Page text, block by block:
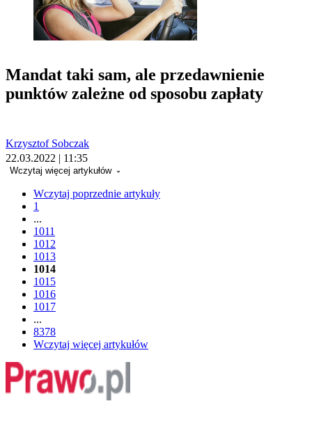
Mandat taki sam, ale przedawnienie
punktów zależne od sposobu zapłaty
Krzysztof Sobczak
22.03.2022 | 11:35
Wczytaj więcej artykułów
Wczytaj poprzednie artykuły
1
...
1011
1012
1013
1014
1015
1016
1017
...
8378
Wczytaj więcej artykułów